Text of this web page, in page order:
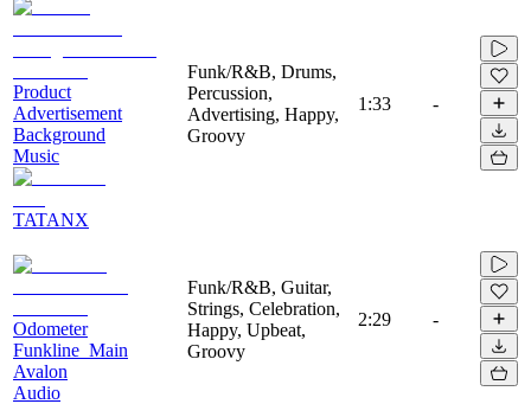
Product
Advertisement
Background
Music
TATANX
Funk/R&B, Drums,
Percussion,
Advertising, Happy,
Groovy
1:33 -
Odometer
Funkline_Main
Avalon
Audio
Funk/R&B, Guitar,
Strings, Celebration,
Happy, Upbeat,
Groovy
2:29 -